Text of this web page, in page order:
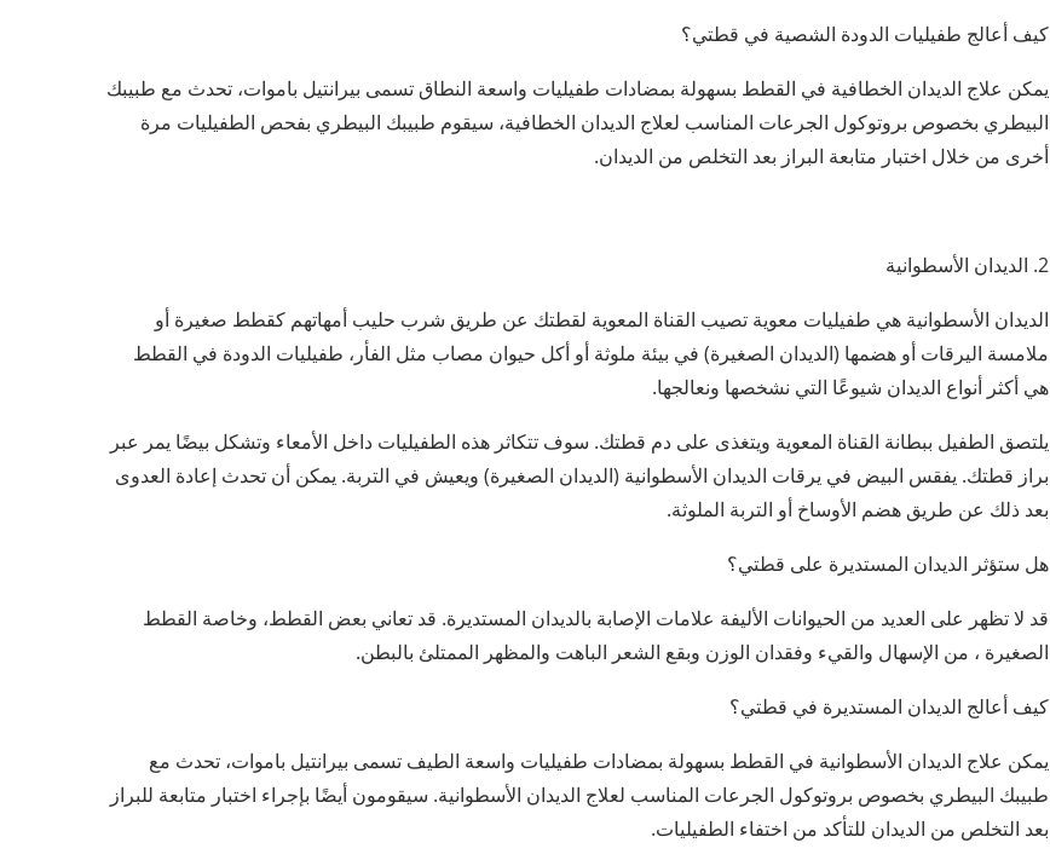
كيف أعالج طفيليات الدودة الشصية في قطتي؟
يمكن علاج الديدان الخطافية في القطط بسهولة بمضادات طفيليات واسعة النطاق تسمى بيرانتيل باموات، تحدث مع طبيبك
البيطري بخصوص بروتوكول الجرعات المناسب لعلاج الديدان الخطافية، سيقوم طبيبك البيطري بفحص الطفيليات مرة
أخرى من خلال اختبار متابعة البراز بعد التخلص من الديدان.
2. الديدان الأسطوانية
الديدان الأسطوانية هي طفيليات معوية تصيب القناة المعوية لقطتك عن طريق شرب حليب أمهاتهم كقطط صغيرة أو
ملامسة اليرقات أو هضمها (الديدان الصغيرة) في بيئة ملوثة أو أكل حيوان مصاب مثل الفأر، طفيليات الدودة في القطط
هي أكثر أنواع الديدان شيوعًا التي نشخصها ونعالجها.
يلتصق الطفيل ببطانة القناة المعوية ويتغذى على دم قطتك. سوف تتكاثر هذه الطفيليات داخل الأمعاء وتشكل بيضًا يمر عبر
براز قطتك. يفقس البيض في يرقات الديدان الأسطوانية (الديدان الصغيرة) ويعيش في التربة. يمكن أن تحدث إعادة العدوى
بعد ذلك عن طريق هضم الأوساخ أو التربة الملوثة.
هل ستؤثر الديدان المستديرة على قطتي؟
قد لا تظهر على العديد من الحيوانات الأليفة علامات الإصابة بالديدان المستديرة. قد تعاني بعض القطط، وخاصة القطط
الصغيرة ، من الإسهال والقيء وفقدان الوزن وبقع الشعر الباهت والمظهر الممتلئ بالبطن.
كيف أعالج الديدان المستديرة في قطتي؟
يمكن علاج الديدان الأسطوانية في القطط بسهولة بمضادات طفيليات واسعة الطيف تسمى بيرانتيل باموات، تحدث مع
طبيبك البيطري بخصوص بروتوكول الجرعات المناسب لعلاج الديدان الأسطوانية. سيقومون أيضًا بإجراء اختبار متابعة للبراز
بعد التخلص من الديدان للتأكد من اختفاء الطفيليات.